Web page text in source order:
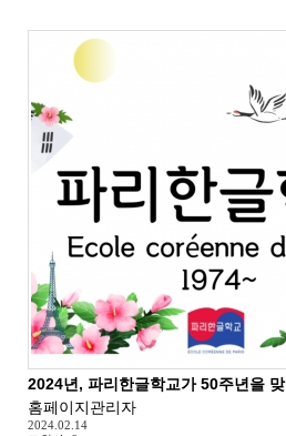
2024년, 파리한글학교가 50주년을
홈페이지관리자
2024.02.14